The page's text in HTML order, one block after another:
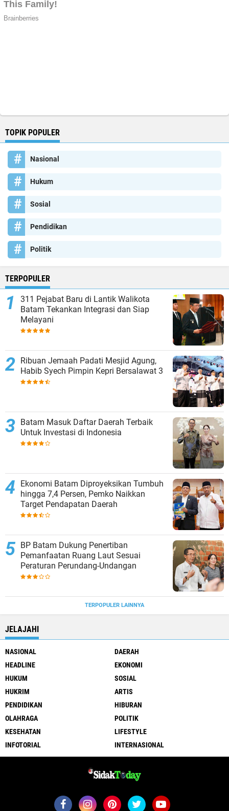
TOPIK POPULER
Nasional
Hukum
Sosial
Pendidikan
Politik
TERPOPULER
311 Pejabat Baru di Lantik Walikota
Batam Tekankan Integrasi dan Siap
Melayani
Ribuan Jemaah Padati Mesjid Agung,
Habib Syech Pimpin Kepri Bersalawat 3
Batam Masuk Daftar Daerah Terbaik
Untuk Investasi di Indonesia
Ekonomi Batam Diproyeksikan Tumbuh
hingga 7,4 Persen, Pemko Naikkan
Target Pendapatan Daerah
BP Batam Dukung Penertiban
Pemanfaatan Ruang Laut Sesuai
Peraturan Perundang-Undangan
TERPOPULER LAINNYA
JELAJAHI
NASIONAL
DAERAH
HEADLINE
EKONOMI
HUKUM
SOSIAL
HUKRIM
ARTIS
PENDIDIKAN
HIBURAN
OLAHRAGA
POLITIK
KESEHATAN
LIFESTYLE
INFOTORIAL
INTERNASIONAL